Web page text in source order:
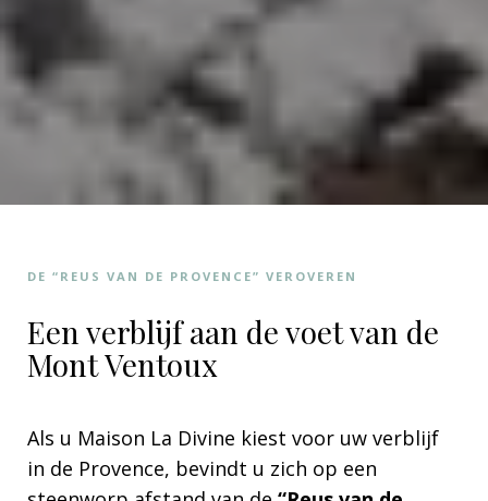
DE “REUS VAN DE PROVENCE” VEROVEREN
Een verblijf aan de voet van de
Mont Ventoux
Als u Maison La Divine kiest voor uw verblijf
in de Provence, bevindt u zich op een